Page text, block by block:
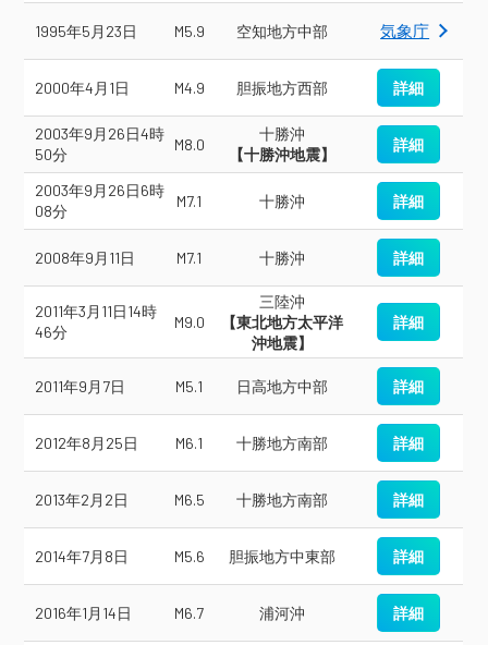
1995年5月23日 M5.9 空知地方中部 気象庁
2000年4月1日 M4.9 胆振地方西部 詳細
2003年9月26日4時
50分
M8.0
十勝沖
【十勝沖地震】
詳細
2003年9月26日6時
08分
M7.1 十勝沖 詳細
2008年9月11日 M7.1 十勝沖 詳細
2011年3月11日14時
46分
M9.0
三陸沖
【東北地方太平洋
沖地震】
詳細
2011年9月7日 M5.1 日高地方中部 詳細
2012年8月25日 M6.1 十勝地方南部 詳細
2013年2月2日 M6.5 十勝地方南部 詳細
2014年7月8日 M5.6 胆振地方中東部 詳細
2016年1月14日 M6.7 浦河沖 詳細